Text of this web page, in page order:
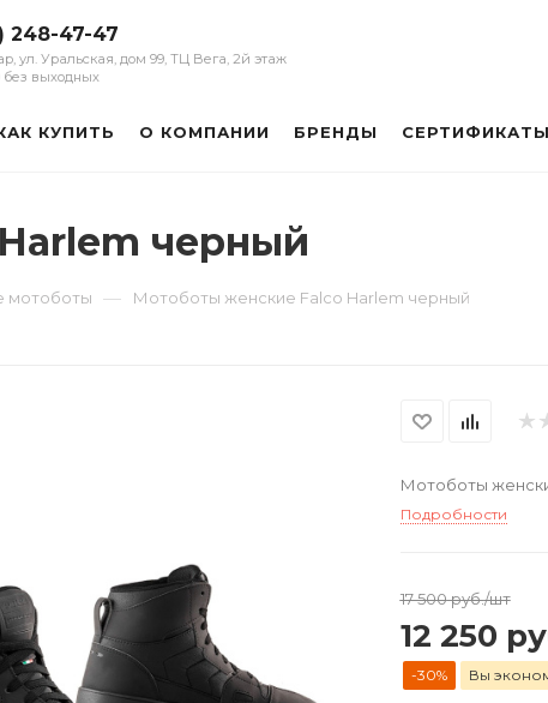
248-47-47
ул. Уральская, дом 99, ТЦ Вега, 2й этаж
без выходных
КУПИТЬ О КОМПАНИИ БРЕНДЫ СЕРТИФИКАТЫ
черный
мотоботы — Мотоботы женские Falco Harlem черный
Мотоботы
Подробности
17 500руб./шт
12 250
-30% Вы